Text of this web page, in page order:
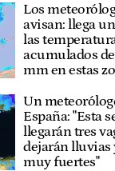
Los
avisan: llega
las
acumulados
mm en estas
Un
España: "Esta
llegarán tres
dejarán lluvias
muy fuertes"